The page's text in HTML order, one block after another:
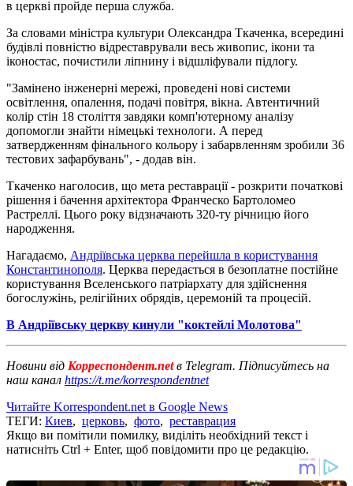
в церкві пройде перша служба.
За словами міністра культури Олександра Ткаченка, всередині
будівлі повністю відреставрували весь живопис, ікони та
іконостас, почистили ліпнину і відшліфували підлогу.
"Замінено інженерні мережі, проведені нові системи
освітлення, опалення, подачі повітря, вікна. Автентичний
колір стін 18 століття завдяки комп'ютерному аналізу
допомогли знайти німецькі технологи. А перед
затвердженням фінального кольору і забарвленням зробили 36
тестових зафарбувань", - додав він.
Ткаченко наголосив, що мета реставрації - розкрити початкові
рішення і бачення архітектора Франческо Бартоломео
Растреллі. Цього року відзначають 320-ту річницю його
народження.
Нагадаємо, Андріївська церква перейшла в користування
Константинополя. Церква передається в безоплатне постійне
користування Вселенського патріархату для здійснення
богослужінь, релігійних обрядів, церемоній та процесій.
В Андріївську церкву кинули "коктейлі Молотова"
Новини від Корреспондент.netв Telegram. Підписуйтесь на
наш канал https://t.me/korrespondentnet
Читайте Korrespondent.net в Google News
ТЕГИ: Киев, церковь, фото, реставрация
Якщо ви помітили помилку, виділіть необхідний текст і
натисніть Ctrl + Enter, щоб повідомити про це редакцію.